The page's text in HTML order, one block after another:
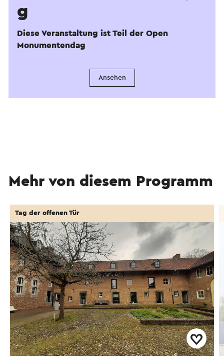
g
Diese Veranstaltung ist Teil der Open
Monumentendag
Ansehen
Mehr von diesem Programm
Tag der offenen Tür